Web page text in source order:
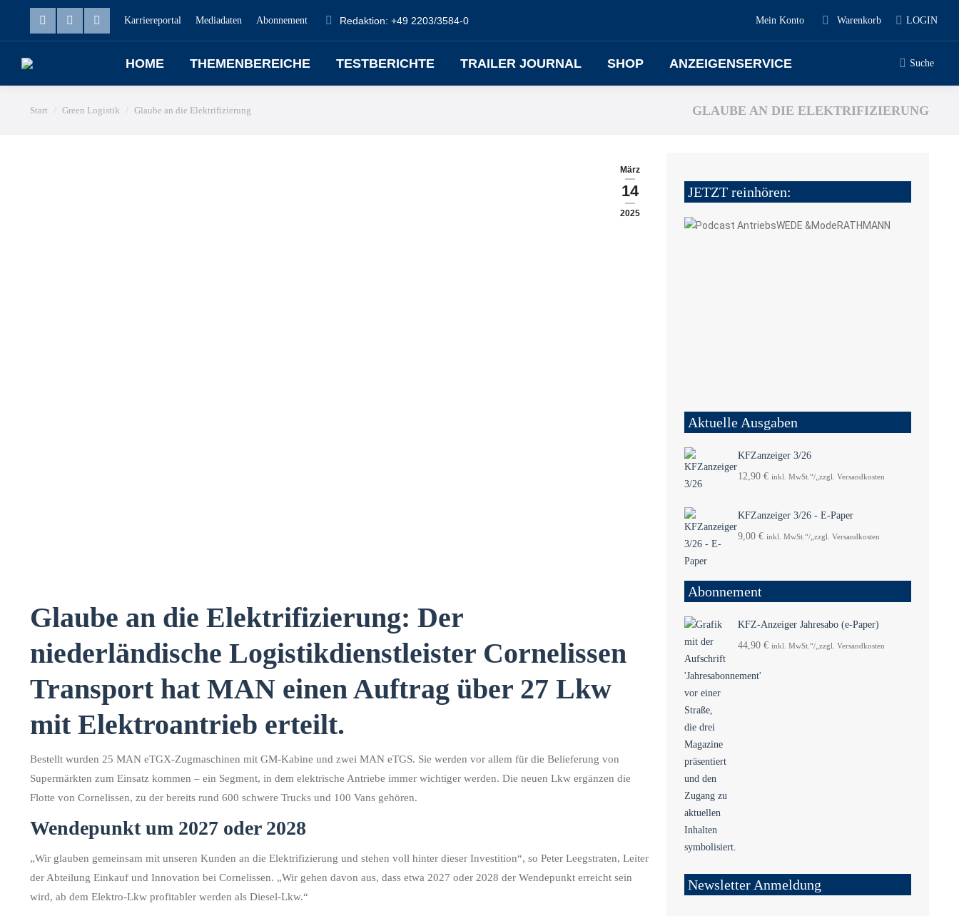
Karriereportal Mediadaten Abonnement Redaktion: +49 2203/3584-0 Mein Konto Warenkorb LOGIN
HOME THEMENBEREICHE TESTBERICHTE TRAILER JOURNAL SHOP ANZEIGENSERVICE Suche
Sie befinden sich hier:
Start Green Logistik Glaube an die Elektrifizierung GLAUBE AN DIE ELEKTRIFIZIERUNG
März
14
2025
Glaube an die Elektrifizierung: Der
niederländische Logistikdienstleister Cornelissen
Transport hat MAN einen Auftrag über 27 Lkw
mit Elektroantrieb erteilt.
Bestellt wurden 25 MAN eTGX-Zugmaschinen mit GM-Kabine und zwei MAN eTGS. Sie werden vor allem für die Belieferung von
Supermärkten zum Einsatz kommen – ein Segment, in dem elektrische Antriebe immer wichtiger werden. Die neuen Lkw ergänzen die
Flotte von Cornelissen, zu der bereits rund 600 schwere Trucks und 100 Vans gehören.
Wendepunkt um 2027 oder 2028
„Wir glauben gemeinsam mit unseren Kunden an die Elektrifizierung und stehen voll hinter dieser Investition“, so Peter Leegstraten, Leiter
der Abteilung Einkauf und Innovation bei Cornelissen. „Wir gehen davon aus, dass etwa 2027 oder 2028 der Wendepunkt erreicht sein
wird, ab dem Elektro-Lkw profitabler werden als Diesel-Lkw.“
JETZT reinhören:
Aktuelle Ausgaben
KFZanzeiger 3/26
12,90 € inkl. MwSt.“/„zzgl. Versandkosten
KFZanzeiger 3/26 - E-Paper
9,00 € inkl. MwSt.“/„zzgl. Versandkosten
Abonnement
KFZ-Anzeiger Jahresabo (e-Paper)
44,90 € inkl. MwSt.“/„zzgl. Versandkosten
Newsletter Anmeldung